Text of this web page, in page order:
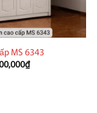
MS 6343
₫Giá
hiện